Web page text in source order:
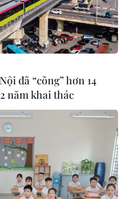
các vong linh sớm được siêu
Tuấn Đức/TTXVN)
đã “cõng” hơn 14
năm khai thác